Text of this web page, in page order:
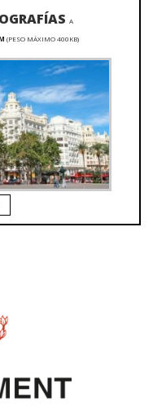
A
(PESO MÁXIMO 400KB)